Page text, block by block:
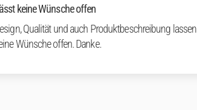
keine Wünsche offen
Qualität und auch Produktbeschreibung lassen
Wünsche offen. Danke.